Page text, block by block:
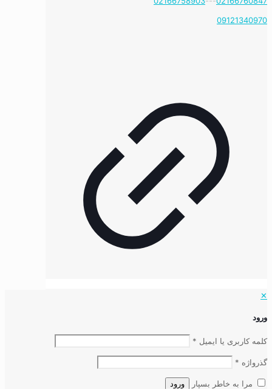
09121340970
✕
ورود
کلمه کاربری یا ایمیل *
گذرواژه *
مرا به خاطر بسپار ورود